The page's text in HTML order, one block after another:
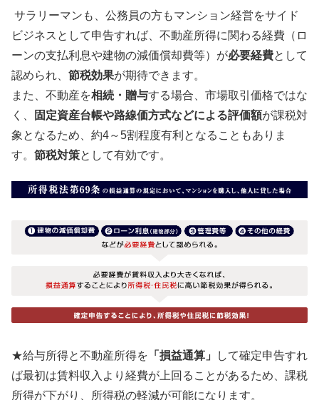
サラリーマンも、公務員の方もマンション経営をサイド
ビジネスとして申告すれば、不動産所得に関わる経費（ロ
ーンの支払利息や建物の減価償却費等）が必要経費として
認められ、 節税効果が期待できます。
また、不動産を相続・贈与する場合、市場取引価格ではな
く、
固定資産台帳や路線価方式などによる評価額が課税対
象となるため、約4～5割程度有利となることもありま
す。 節税対策として有効です。
★給与所得と不動産所得を 「損益通算」
して確定申告すれ
ば最初は賃料収入より経費が上回ることがあるため、課税
所得が下がり、所得税の軽減が可能になります。